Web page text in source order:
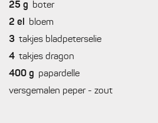
25 g boter
2 el
bloem
3 takjes bladpeterselie
4 takjes dragon
400 g papardelle
versgemalen peper - zout